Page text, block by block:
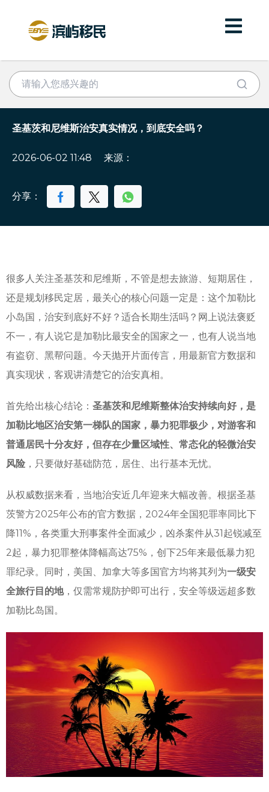
圣基茨和尼维斯治安真实情况，到底安全吗？
2026-06-02 11:48 来源：
分享：
很多人关注圣基茨和尼维斯，不管是想去旅游、短期居住，
还是规划移民定居，最关心的核心问题一定是：这个加勒比
小岛国，治安到底好不好？适合长期生活吗？网上说法褒贬
不一，有人说它是加勒比最安全的国家之一，也有人说当地
有盗窃、黑帮问题。今天抛开片面传言，用最新官方数据和
真实现状，客观讲清楚它的治安真相。
首先给出核心结论： 圣基茨和尼维斯整体治安持续向好，是
加勒比地区治安第一梯队的国家，暴力犯罪极少，对游客和
普通居民十分友好，但存在少量区域性、常态化的轻微治安
风险 ，只要做好基础防范，居住、出行基本无忧。
从权威数据来看，当地治安近几年迎来大幅改善。根据圣基
茨警方2025年公布的官方数据，2024年全国犯罪率同比下
降11%，各类重大刑事案件全面减少，凶杀案件从31起锐减至
2起，暴力犯罪整体降幅高达75%，创下25年来最低暴力犯
罪纪录。同时，美国、加拿大等多国官方均将其列为一级安
全旅行目的地，仅需常规防护即可出行，安全等级远超多数
加勒比岛国。